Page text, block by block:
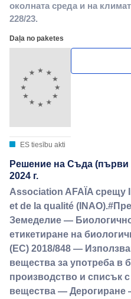
околната среда и на
228/23.
Daļa no paketes
ES tiesību akti
Решение на Съда (първи
2024 г.
Association AFAÏA срещу
et de la qualité
Земеделие —
етикетиране на
(ЕС) 2018/848 —
вещества за употреба в
производство и списък
вещества — Дерогиране